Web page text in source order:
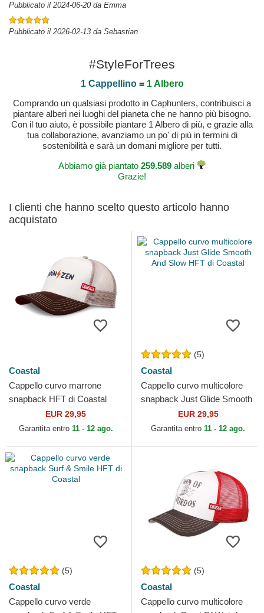
Pubblicato il 2024-06-20 da Emma
Pubblicato il 2026-02-13 da Sebastian
#StyleForTrees
1 Cappellino= 1 Albero
Comprando un qualsiasi prodotto in Caphunters, contribuisci a
piantare alberi nei luoghi del pianeta che ne hanno più bisogno.
Con il tuo aiuto, è possibile piantare 1 Albero di più, e grazie alla
tua collaborazione, avanziamo un po' di più in termini di
sostenibilità e sarà un domani migliore per tutti.
Abbiamo già piantato 259.589 alberi
Grazie!
I clienti che hanno scelto questo articolo hanno
acquistato
Coastal
Cappello curvo marrone
snapback HFT di Coastal
EUR 29,95
Garantita entro 11 - 12 ago.
(5)
Coastal
Cappello curvo multicolore
snapback Just Glide Smooth
And Slow HFT di Coastal
EUR 29,95
Garantita entro 11 - 12 ago.
(5)
Coastal
Cappello curvo verde
(5)
Coastal
Cappello curvo multicolore